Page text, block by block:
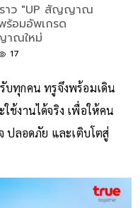
ราว "UP สัญญาณ
ร้อมอัพเกรด
าณใหม่
17
บทุกคน ทรูจึงพร้อมเดิน
ช้งานได้จริง เพื่อให้คน
ปลอดภัย และเติบโตสู่